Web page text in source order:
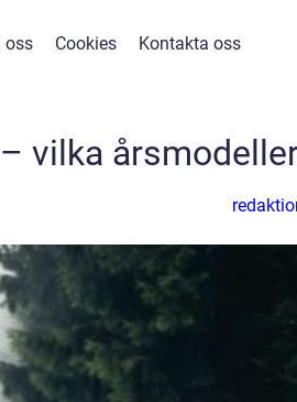
oss Cookies Kontakta oss
vilka